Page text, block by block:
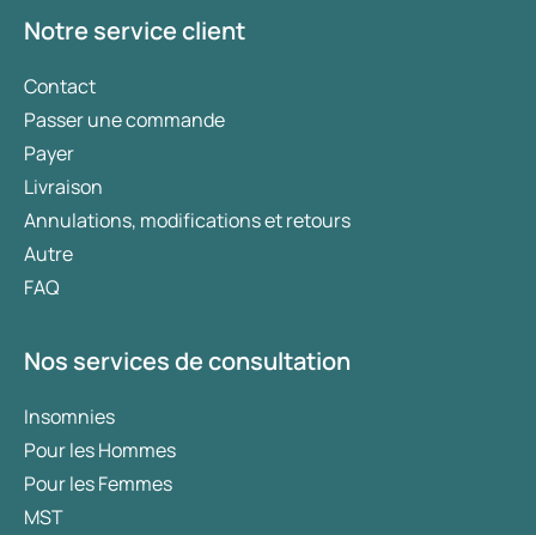
Notre service client
Contact
Passer une commande
Payer
Livraison
Annulations, modifications et retours
Autre
FAQ
Nos services de consultation
Insomnies
Pour les Hommes
Pour les Femmes
MST